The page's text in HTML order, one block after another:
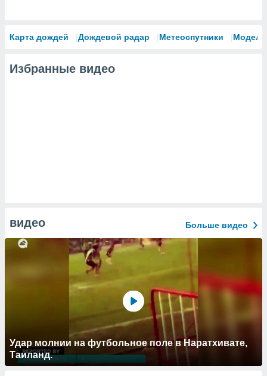
Карта дождей Дождевой радар Метеоспутники Модели
Избранные видео
видео Больше видео
Удар молнии на футбольное поле в Наратхивате,
Таиланд.